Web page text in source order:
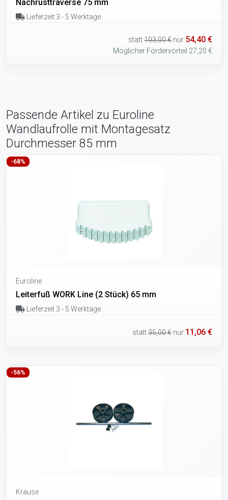
Nachrüsttraverse 75 mm
Lieferzeit 3 - 5 Werktage
statt103,00 € nur 54,40 €
Möglicher Fördervorteil 27,20 €
Passende Artikel zu Euroline
Wandlaufrolle mit Montagesatz
Durchmesser 85 mm
-68%
Euroline
Leiterfuß WORK Line (2 Stück) 65 mm
Lieferzeit 3 - 5 Werktage
statt35,00 € nur 11,06 €
-56%
Krause